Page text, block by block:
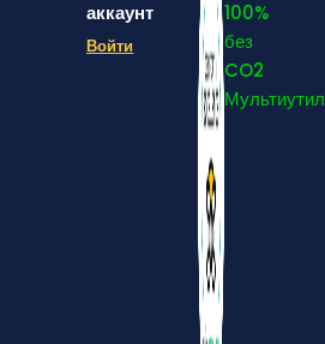
аккаунт
Войти
100%
без
CO2